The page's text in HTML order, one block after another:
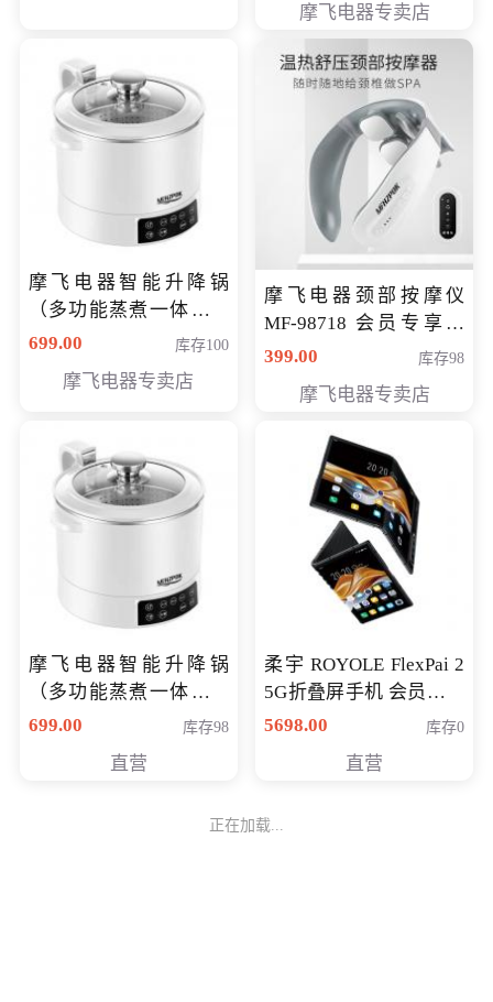
摩飞电器专卖店
摩飞电器智能升降锅
（多功能蒸煮一体锅）
（智能升降养生锅） 会
699.00 库存100
摩飞电器专卖店
摩飞电器颈部按摩仪
MF-98718 会员专享价
299元
399.00 库存98
摩飞电器专卖店
摩飞电器智能升降锅
（多功能蒸煮一体锅）
（智能升降养生锅） 会
699.00 库存98
直营
柔宇 ROYOLE FlexPai 2
5G折叠屏手机 会员专享
购买价格 4998元
5698.00 库存0
直营
正在加载...